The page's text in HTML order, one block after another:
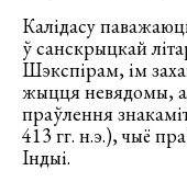
Калідасу
ў санскрыцкай
Шэкспірам, ім
жыцця невядомы,
праўлення
413 гг. н.э.), чыё
Індыі.